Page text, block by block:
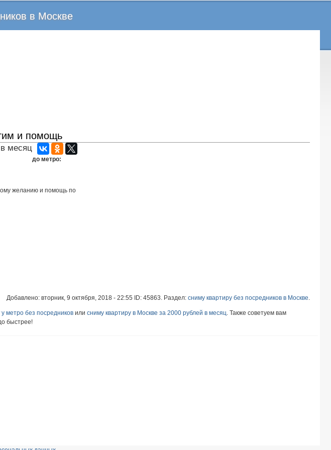
в Москве
и помощь
месяц
до метро:
желанию и помощь по
Добавлено: вторник, 9 октября, 2018 - 22:55 ID: 45863. Раздел: сниму квартиру без посредников в Москве
у метро без посредников или сниму квартиру в Москве за 2000 рублей в месяц . Также советуем вам
быстрее!